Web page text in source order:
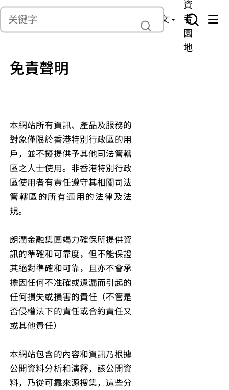
聯繫我們 中文
貨
產
理
險
資
者
園
地
免責聲明
本網站所有資訊、產品及服務的
對象僅限於香港特別行政區的用
戶，並不擬提供予其他司法管轄
區之人士使用。非香港特別行政
區使用者有責任遵守其相關司法
管轄區的所有適用的法律及法
規。
朗潤金融集團竭力確保所提供資
訊的準確和可靠度，但不能保證
其絕對準確和可靠，且亦不會承
擔因任何不准確或遺漏而引起的
任何損失或損害的責任（不管是
否侵權法下的責任或合約責任又
或其他責任）
本網站包含的內容和資訊乃根據
公開資料分析和演釋，該公開資
料，乃從可靠來源搜集，這些分